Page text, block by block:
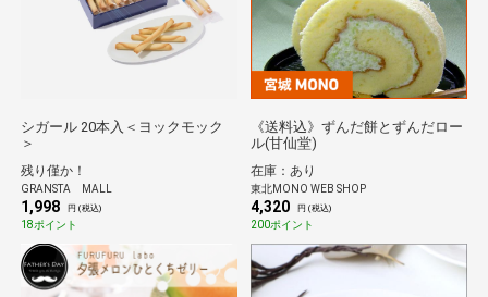
シガール 20本入＜ヨックモック
＞
残り僅か！
GRANSTA MALL
1,998 円 (税込)
18ポイント
《送料込》ずんだ餅とずんだロー
ル(甘仙堂)
在庫：あり
東北MONO WEB SHOP
4,320 円 (税込)
200ポイント